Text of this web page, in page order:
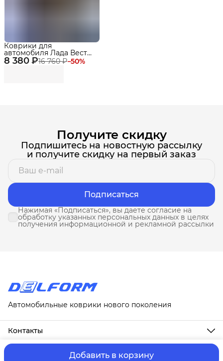
Добавить в корзину
8 380 ₽16 760 ₽−50%
Коврики для
автомобиля Лада Веста I
NG рестайлинг (2022-)
Премиум ковры в салон
Получите скидку
Подпишитесь на новостную рассылку
и получите скидку на первый заказ
Подписаться
Нажимая «Подписаться», вы даете согласие на
обработку указанных персональных данных в целях
получения информационной и рекламной рассылки
Автомобильные коврики нового поколения
Контакты
Адрес
г. Москва, ул. Новослободская, д. 20, 1А
ⓒ ИП Третьякова Т.А.Оплата и Доставка